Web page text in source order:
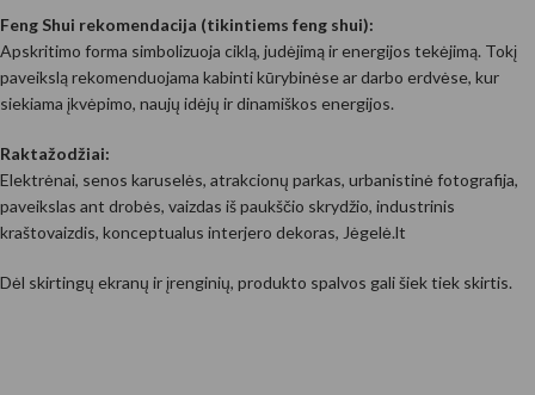
Feng Shui rekomendacija (tikintiems feng shui):
Apskritimo forma simbolizuoja ciklą, judėjimą ir energijos tekėjimą. Tokį
paveikslą rekomenduojama kabinti kūrybinėse ar darbo erdvėse, kur
siekiama įkvėpimo, naujų idėjų ir dinamiškos energijos.
Raktažodžiai:
Elektrėnai, senos karuselės, atrakcionų parkas, urbanistinė fotografija,
paveikslas ant drobės, vaizdas iš paukščio skrydžio, industrinis
kraštovaizdis, konceptualus interjero dekoras, Jėgelė.lt
Dėl skirtingų ekranų ir įrenginių, produkto spalvos gali šiek tiek skirtis.